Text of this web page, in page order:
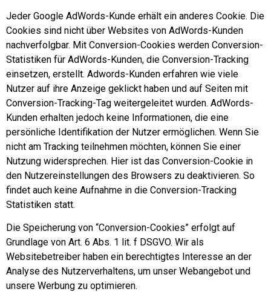
Jeder Google AdWords-Kunde erhält ein anderes Cookie. Die
Cookies sind nicht über Websites von AdWords-Kunden
nachverfolgbar. Mit Conversion-Cookies werden Conversion-
Statistiken für AdWords-Kunden, die Conversion-Tracking
einsetzen, erstellt. Adwords-Kunden erfahren wie viele
Nutzer auf ihre Anzeige geklickt haben und auf Seiten mit
Conversion-Tracking-Tag weitergeleitet wurden. AdWords-
Kunden erhalten jedoch keine Informationen, die eine
persönliche Identifikation der Nutzer ermöglichen. Wenn Sie
nicht am Tracking teilnehmen möchten, können Sie einer
Nutzung widersprechen. Hier ist das Conversion-Cookie in
den Nutzereinstellungen des Browsers zu deaktivieren. So
findet auch keine Aufnahme in die Conversion-Tracking
Statistiken statt.
Die Speicherung von “Conversion-Cookies” erfolgt auf
Grundlage von Art. 6 Abs. 1 lit. f DSGVO. Wir als
Websitebetreiber haben ein berechtigtes Interesse an der
Analyse des Nutzerverhaltens, um unser Webangebot und
unsere Werbung zu optimieren.